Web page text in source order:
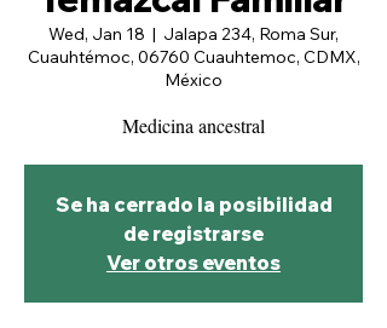
Wed, Jan 18
  |
Jalapa 234, Roma Sur,
Cuauhtémoc, 06760 Cuauhtemoc, CDMX,
México
Medicina ancestral
Se ha cerrado la posibilidad
de registrarse
Ver otros eventos